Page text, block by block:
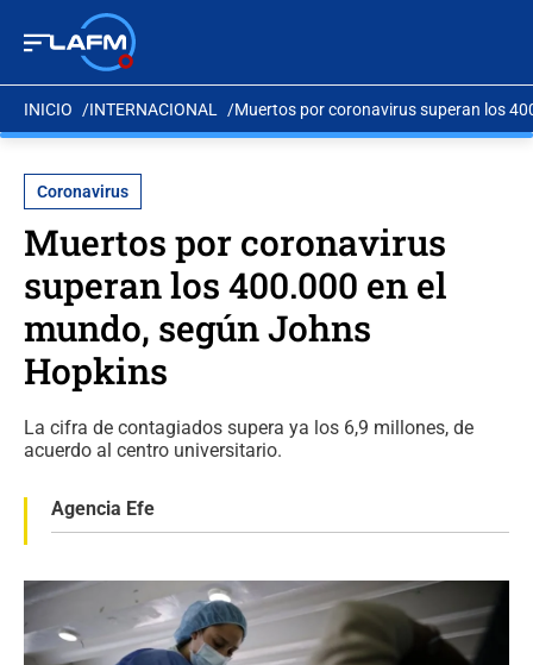
INICIO INTERNACIONAL Muertos por coronavirus superan los
Coronavirus
Muertos por coronavirus
superan los 400.000 en el
mundo, según Johns
Hopkins
La cifra de contagiados supera ya los 6,9 millones, de
acuerdo al centro universitario.
Agencia Efe